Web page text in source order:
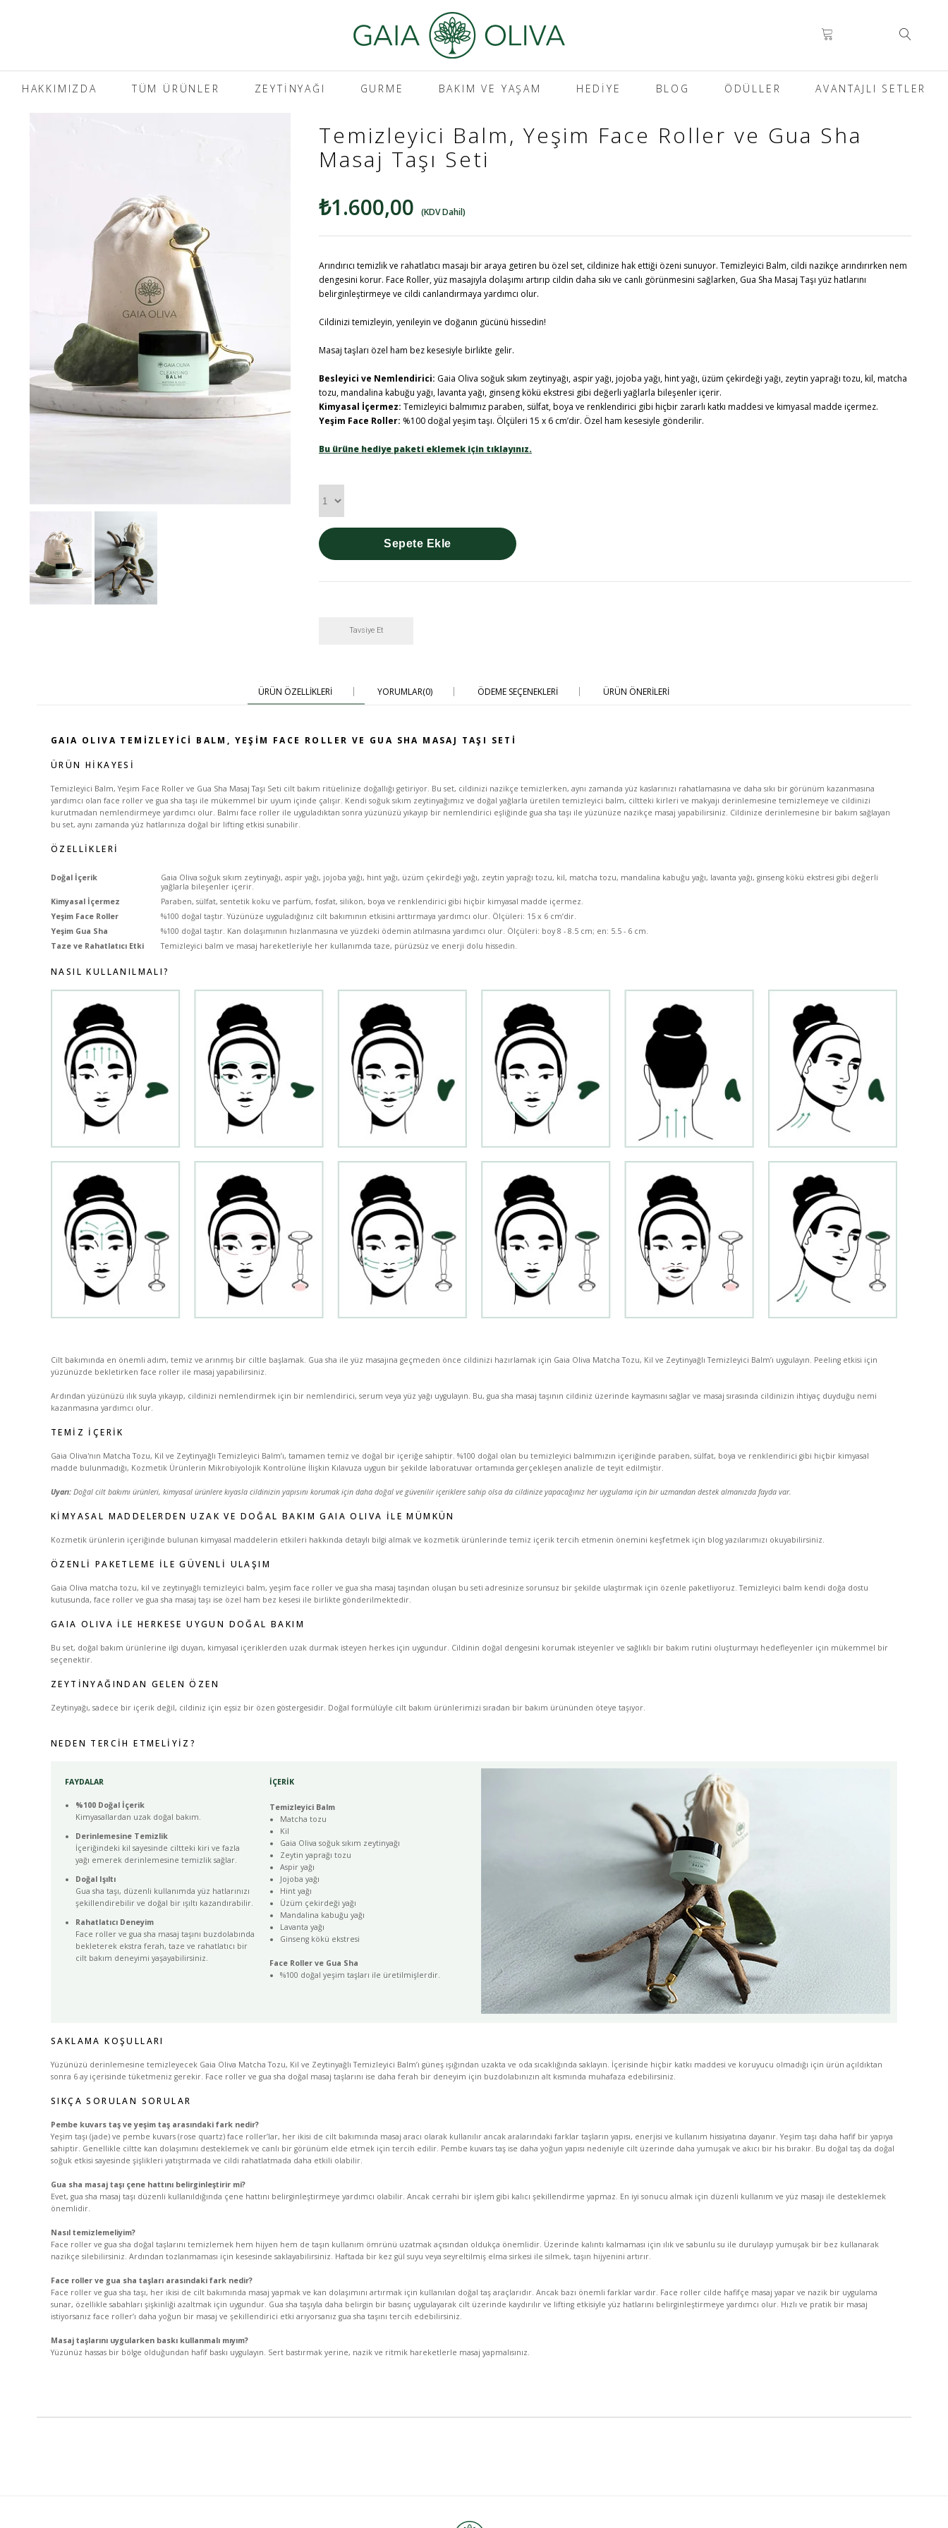
HAKKIMIZDA TÜM ÜRÜNLER ZEYTINYAĞI GURME BAKIM VE YAŞAM HEDIYE BLOG ÖDÜLLER AVANTAJLI SETLER
Temizleyici Balm, Yeşim Face Roller ve Gua Sha
Masaj Taşı Seti
₺1.600,00
(KDV Dahil)
Arındırıcı temizlik ve rahatlatıcı masajı bir araya getiren bu özel set, cildinize hak ettiği özeni sunuyor. Temizleyici Balm, cildi nazikçe arındırırken nem
dengesini korur. Face Roller, yüz masajıyla dolaşımı artırıp cildin daha sıkı ve canlı görünmesini sağlarken, Gua Sha Masaj Taşı yüz hatlarını
belirginleştirmeye ve cildi canlandırmaya yardımcı olur.
Cildinizi temizleyin, yenileyin ve doğanın gücünü hissedin!
Masaj taşları özel ham bez kesesiyle birlikte gelir.
Besleyici ve Nemlendirici: Gaia Oliva soğuk sıkım zeytinyağı, aspir yağı, jojoba yağı, hint yağı, üzüm çekirdeği yağı, zeytin yaprağı tozu, kil, matcha
tozu, mandalina kabuğu yağı, lavanta yağı, ginseng kökü ekstresi gibi değerli yağlarla bileşenler içerir.
Kimyasal İçermez: Temizleyici balmımız paraben, sülfat, boya ve renklendirici gibi hiçbir zararlı katkı maddesi ve kimyasal madde içermez.
Yeşim Face Roller: %100 doğal yeşim taşı. Ölçüleri 15 x 6 cm’dir. Özel ham kesesiyle gönderilir.
Bu ürüne hediye paketi eklemek için tıklayınız.
Tavsiye Et
ÜRÜN ÖZELLIKLERI YORUMLAR(0) ÖDEME SEÇENEKLERI ÜRÜN ÖNERILERI
GAIA OLIVA TEMIZLEYICI BALM, YEŞIM FACE ROLLER VE GUA SHA MASAJ TAŞI SETI
ÜRÜN HIKAYESI
Temizleyici Balm, Yeşim Face Roller ve Gua Sha Masaj Taşı Seti cilt bakım ritüelinize doğallığı getiriyor. Bu set, cildinizi nazikçe temizlerken, aynı zamanda yüz kaslarınızı rahatlamasına ve daha sıkı bir görünüm kazanmasına
yardımcı olan face roller ve gua sha taşı ile mükemmel bir uyum içinde çalışır. Kendi soğuk sıkım zeytinyağımız ve doğal yağlarla üretilen temizleyici balm, ciltteki kirleri ve makyajı derinlemesine temizlemeye ve cildinizi
kurutmadan nemlendirmeye yardımcı olur. Balmı face roller ile uyguladıktan sonra yüzünüzü yıkayıp bir nemlendirici eşliğinde gua sha taşı ile yüzünüze nazikçe masaj yapabilirsiniz. Cildinize derinlemesine bir bakım sağlayan
bu set, aynı zamanda yüz hatlarınıza doğal bir lifting etkisi sunabilir.
ÖZELLIKLERI
Doğal İçerik
Gaia Oliva soğuk sıkım zeytinyağı, aspir yağı, jojoba yağı, hint yağı, üzüm çekirdeği yağı, zeytin yaprağı tozu, kil, matcha tozu, mandalina kabuğu yağı, lavanta yağı, ginseng kökü ekstresi gibi değerli
yağlarla bileşenler içerir.
Kimyasal İçermez
Paraben, sülfat, sentetik koku ve parfüm, fosfat, silikon, boya ve renklendirici gibi hiçbir kimyasal madde içermez.
Yeşim Face Roller
%100 doğal taştır. Yüzünüze uyguladığınız cilt bakımının etkisini arttırmaya yardımcı olur. Ölçüleri: 15 x 6 cm’dir.
Yeşim Gua Sha
%100 doğal taştır. Kan dolaşımının hızlanmasına ve yüzdeki ödemin atılmasına yardımcı olur. Ölçüleri: boy 8 - 8.5 cm; en: 5.5 - 6 cm.
Taze ve Rahatlatıcı Etki
Temizleyici balm ve masaj hareketleriyle her kullanımda taze, pürüzsüz ve enerji dolu hissedin.
NASIL KULLANILMALI?
Cilt bakımında en önemli adım, temiz ve arınmış bir ciltle başlamak. Gua sha ile yüz masajına geçmeden önce cildinizi hazırlamak için Gaia Oliva Matcha Tozu, Kil ve Zeytinyağlı Temizleyici Balm’ı uygulayın. Peeling etkisi için
yüzünüzde bekletirken face roller ile masaj yapabilirsiniz.
Ardından yüzünüzü ılık suyla yıkayıp, cildinizi nemlendirmek için bir nemlendirici, serum veya yüz yağı uygulayın. Bu, gua sha masaj taşının cildiniz üzerinde kaymasını sağlar ve masaj sırasında cildinizin ihtiyaç duyduğu nemi
kazanmasına yardımcı olur.
TEMIZ İÇERIK
Gaia Oliva'nın Matcha Tozu, Kil ve Zeytinyağlı Temizleyici Balm’ı, tamamen temiz ve doğal bir içeriğe sahiptir. %100 doğal olan bu temizleyici balmımızın içeriğinde paraben, sülfat, boya ve renklendirici gibi hiçbir kimyasal
madde bulunmadığı, Kozmetik Ürünlerin Mikrobiyolojik Kontrolüne İlişkin Kılavuza uygun bir şekilde laboratuvar ortamında gerçekleşen analizle de teyit edilmiştir.
Uyarı: Doğal cilt bakımı ürünleri, kimyasal ürünlere kıyasla cildinizin yapısını korumak için daha doğal ve güvenilir içeriklere sahip olsa da cildinize yapacağınız her uygulama için bir uzmandan destek almanızda fayda var.
KIMYASAL MADDELERDEN UZAK VE DOĞAL BAKIM GAIA OLIVA ILE MÜMKÜN
Kozmetik ürünlerin içeriğinde bulunan kimyasal maddelerin etkileri hakkında detaylı bilgi almak ve kozmetik ürünlerinde temiz içerik tercih etmenin önemini keşfetmek için blog yazılarımızı okuyabilirsiniz.
ÖZENLI PAKETLEME ILE GÜVENLI ULAŞIM
Gaia Oliva matcha tozu, kil ve zeytinyağlı temizleyici balm, yeşim face roller ve gua sha masaj taşından oluşan bu seti adresinize sorunsuz bir şekilde ulaştırmak için özenle paketliyoruz. Temizleyici balm kendi doğa dostu
kutusunda, face roller ve gua sha masaj taşı ise özel ham bez kesesi ile birlikte gönderilmektedir.
GAIA OLIVA ILE HERKESE UYGUN DOĞAL BAKIM
Bu set, doğal bakım ürünlerine ilgi duyan, kimyasal içeriklerden uzak durmak isteyen herkes için uygundur. Cildinin doğal dengesini korumak isteyenler ve sağlıklı bir bakım rutini oluşturmayı hedefleyenler için mükemmel bir
seçenektir.
ZEYTINYAĞINDAN GELEN ÖZEN
Zeytinyağı, sadece bir içerik değil, cildiniz için eşsiz bir özen göstergesidir. Doğal formülüyle cilt bakım ürünlerimizi sıradan bir bakım ürününden öteye taşıyor.
NEDEN TERCIH ETMELIYIZ?
FAYDALAR
%100 Doğal İçerik
Kimyasallardan uzak doğal bakım.
Derinlemesine Temizlik
İçeriğindeki kil sayesinde ciltteki kiri ve fazla
yağı emerek derinlemesine temizlik sağlar.
Doğal Işıltı
Gua sha taşı, düzenli kullanımda yüz hatlarınızı
şekillendirebilir ve doğal bir ışıltı kazandırabilir.
Rahatlatıcı Deneyim
Face roller ve gua sha masaj taşını buzdolabında
bekleterek ekstra ferah, taze ve rahatlatıcı bir
cilt bakım deneyimi yaşayabilirsiniz.
İÇERİK
Temizleyici Balm
Matcha tozu
Kil
Gaia Oliva soğuk sıkım zeytinyağı
Zeytin yaprağı tozu
Aspir yağı
Jojoba yağı
Hint yağı
Üzüm çekirdeği yağı
Mandalina kabuğu yağı
Lavanta yağı
Ginseng kökü ekstresi
Face Roller ve Gua Sha
%100 doğal yeşim taşları ile üretilmişlerdir.
SAKLAMA KOŞULLARI
Yüzünüzü derinlemesine temizleyecek Gaia Oliva Matcha Tozu, Kil ve Zeytinyağlı Temizleyici Balm’ı güneş ışığından uzakta ve oda sıcaklığında saklayın. İçerisinde hiçbir katkı maddesi ve koruyucu olmadığı için ürün açıldıktan
sonra 6 ay içerisinde tüketmeniz gerekir. Face roller ve gua sha doğal masaj taşlarını ise daha ferah bir deneyim için buzdolabınızın alt kısmında muhafaza edebilirsiniz.
SIKÇA SORULAN SORULAR
Pembe kuvars taş ve yeşim taş arasındaki fark nedir?
Yeşim taşı (jade) ve pembe kuvars (rose quartz) face roller’lar, her ikisi de cilt bakımında masaj aracı olarak kullanılır ancak aralarındaki farklar taşların yapısı, enerjisi ve kullanım hissiyatına dayanır. Yeşim taşı daha hafif bir yapıya
sahiptir. Genellikle ciltte kan dolaşımını desteklemek ve canlı bir görünüm elde etmek için tercih edilir. Pembe kuvars taş ise daha yoğun yapısı nedeniyle cilt üzerinde daha yumuşak ve akıcı bir his bırakır. Bu doğal taş da doğal
soğuk etkisi sayesinde şişlikleri yatıştırmada ve cildi rahatlatmada daha etkili olabilir.
Gua sha masaj taşı çene hattını belirginleştirir mi?
Evet, gua sha masaj taşı düzenli kullanıldığında çene hattını belirginleştirmeye yardımcı olabilir. Ancak cerrahi bir işlem gibi kalıcı şekillendirme yapmaz. En iyi sonucu almak için düzenli kullanım ve yüz masajı ile desteklemek
önemlidir.
Nasıl temizlemeliyim?
Face roller ve gua sha doğal taşlarını temizlemek hem hijyen hem de taşın kullanım ömrünü uzatmak açısından oldukça önemlidir. Üzerinde kalıntı kalmaması için ılık ve sabunlu su ile durulayıp yumuşak bir bez kullanarak
nazikçe silebilirsiniz. Ardından tozlanmaması için kesesinde saklayabilirsiniz. Haftada bir kez gül suyu veya seyreltilmiş elma sirkesi ile silmek, taşın hijyenini artırır.
Face roller ve gua sha taşları arasındaki fark nedir?
Face roller ve gua sha taşı, her ikisi de cilt bakımında masaj yapmak ve kan dolaşımını artırmak için kullanılan doğal taş araçlarıdır. Ancak bazı önemli farklar vardır. Face roller cilde hafifçe masaj yapar ve nazik bir uygulama
sunar, özellikle sabahları şişkinliği azaltmak için uygundur. Gua sha taşıyla daha belirgin bir basınç uygulayarak cilt üzerinde kaydırılır ve lifting etkisiyle yüz hatlarını belirginleştirmeye yardımcı olur. Hızlı ve pratik bir masaj
istiyorsanız face roller’ı daha yoğun bir masaj ve şekillendirici etki arıyorsanız gua sha taşını tercih edebilirsiniz.
Masaj taşlarını uygularken baskı kullanmalı mıyım?
Yüzünüz hassas bir bölge olduğundan hafif baskı uygulayın. Sert bastırmak yerine, nazik ve ritmik hareketlerle masaj yapmalısınız.